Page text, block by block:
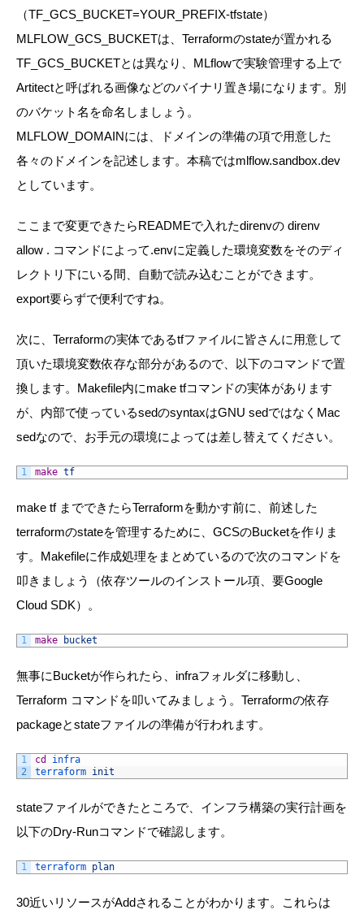
（TF_GCS_BUCKET=YOUR_PREFIX-tfstate）
MLFLOW_GCS_BUCKETは、Terraformのstateが置かれる
TF_GCS_BUCKETとは異なり、MLflowで実験管理する上で
Artitectと呼ばれる画像などのバイナリ置き場になります。別
のバケット名を命名しましょう。
MLFLOW_DOMAINには、ドメインの準備の項で用意した
各々のドメインを記述します。本稿ではmlflow.sandbox.dev
としています。
ここまで変更できたらREADMEで入れたdirenvの direnv
allow . コマンドによって.envに定義した環境変数をそのディ
レクトリ下にいる間、自動で読み込むことができます。
export要らずで便利ですね。
次に、Terraformの実体であるtfファイルに皆さんに用意して
頂いた環境変数依存な部分があるので、以下のコマンドで置
換します。Makefile内にmake tfコマンドの実体があります
が、内部で使っているsedのsyntaxはGNU sedではなくMac
sedなので、お手元の環境によっては差し替えてください。
1 make tf
make tf までできたらTerraformを動かす前に、前述した
terraformのstateを管理するために、GCSのBucketを作りま
す。Makefileに作成処理をまとめているので次のコマンドを
叩きましょう（依存ツールのインストール項、要Google
Cloud SDK）。
1 make bucket
無事にBucketが作られたら、infraフォルダに移動し、
Terraform コマンドを叩いてみましょう。Terraformの依存
packageとstateファイルの準備が行われます。
1
2
cd
infra
terraform init
stateファイルができたところで、インフラ構築の実行計画を
以下のDry-Runコマンドで確認します。
1 terraform plan
30近いリソースがAddされることがわかります。これらは